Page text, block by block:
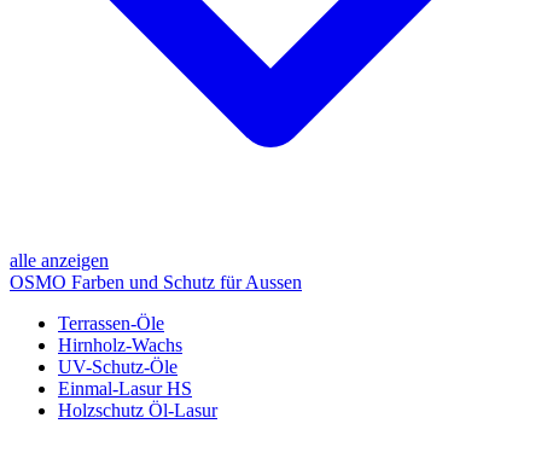
alle anzeigen
OSMO Farben und Schutz für Aussen
Terrassen-Öle
Hirnholz-Wachs
UV-Schutz-Öle
Einmal-Lasur HS
Holzschutz Öl-Lasur